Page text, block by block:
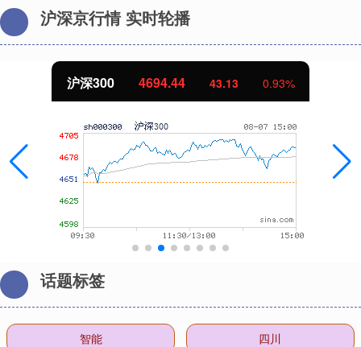
沪深京行情 实时轮播
沪深300 4694.44 43.13 0.93%
话题标签
智能 四川